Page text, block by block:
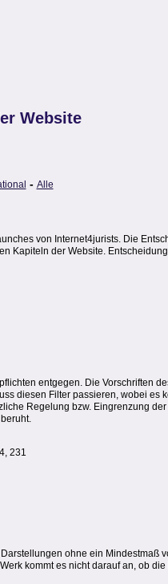
Website
- Alle
von Internet4jurists. Die
Kapiteln der Website.
entgegen. Die Vorschriften
diesen Filter passieren, wobei es
Regelung bzw. Eingrenzung
231
ohne ein Mindestmaß
kommt es nicht darauf an, ob